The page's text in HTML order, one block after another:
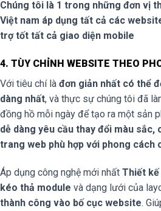
Chúng tôi là 1 trong những đơn vị
Việt nam áp dụng tất cả các
trợ tốt tất cả giao diện mobile
4. TÙY CHỈNH WEBSITE THEO
Với tiêu chí là đơn giản nhất có thể
dàng nhất, và thực sự chúng tôi đã
đồng hồ mỗi ngày để tạo ra một sản
dễ dàng yêu cầu thay đổi màu sắc,
trang web phù hợp với phong cách
Áp dụng công nghệ mới nhất Thiết kế
kéo thả module và dạng lưới của
thành công vào bố cục website.